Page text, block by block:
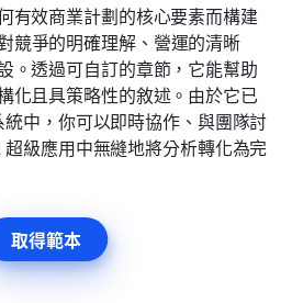
有效商業計劃的核心要素而構建
爭的明確理解、營運的清晰
。透過可自訂的章節，它能幫助
化且具策略性的敘述。由於它已
中，你可以即時協作、與團隊討
級應用中無縫地將分析轉化為完
取得範本